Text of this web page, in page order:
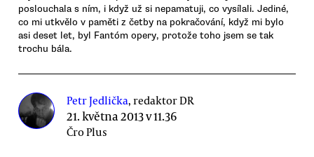
poslouchala s ním, i když už si nepamatuji, co vysílali. Jediné,
co mi utkvělo v paměti z četby na pokračování, když mi bylo
asi deset let, byl Fantóm opery, protože toho jsem se tak
trochu bála.
Petr Jedlička, redaktor DR
21. května 2013 v 11.36
Čro Plus